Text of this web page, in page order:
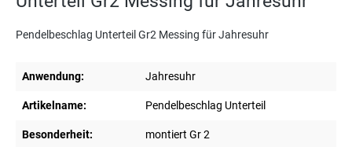
Pendelbeschlag Unterteil Gr2 Messing für Jahresuhr
Anwendung: Jahresuhr
Artikelname: Pendelbeschlag Unterteil
Besonderheit: montiert Gr 2